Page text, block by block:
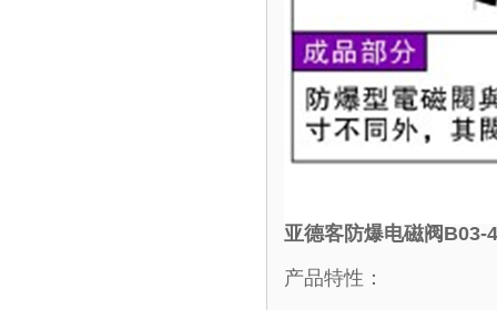
亚德客防爆电磁阀B03-
产品特性：